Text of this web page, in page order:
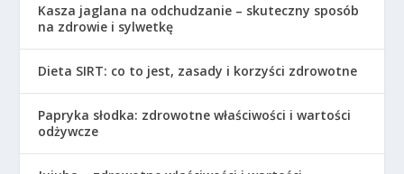
Kasza jaglana na odchudzanie – skuteczny sposób
na zdrowie i sylwetkę
Dieta SIRT: co to jest, zasady i korzyści zdrowotne
Papryka słodka: zdrowotne właściwości i wartości
odżywcze